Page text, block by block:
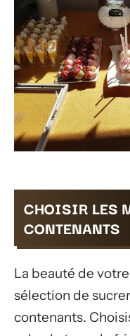
CHOISIR LES
CONTENANTS
La beauté de
sélection de
contenants.